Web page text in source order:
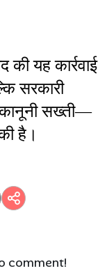
की यह कार्रवाई
सरकारी
सख्ती—
है।
comment!